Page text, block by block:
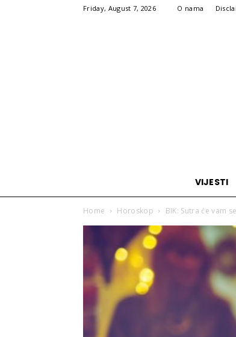
Friday, August 7, 2026 O nama
VIJESTI
Home Horoskop BIK: Sutra će vam